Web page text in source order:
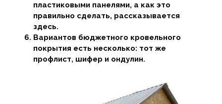
пластиковыми панелями, а как это
правильно сделать, рассказывается
здесь.
Вариантов бюджетного кровельного
покрытия есть несколько: тот же
профлист, шифер и ондулин.